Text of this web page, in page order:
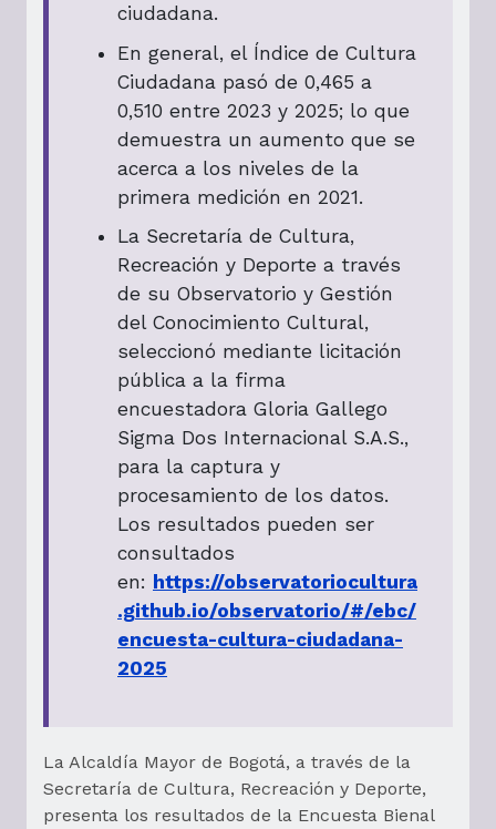
ciudadana.
En general, el Índice de Cultura
Ciudadana pasó de 0,465 a
0,510 entre 2023 y 2025; lo que
demuestra un aumento que se
acerca a los niveles de la
primera medición en 2021.
La Secretaría de Cultura,
Recreación y Deporte a través
de su Observatorio y Gestión
del Conocimiento Cultural,
seleccionó mediante licitación
pública a la firma
encuestadora Gloria Gallego
Sigma Dos Internacional S.A.S.,
para la captura y
procesamiento de los datos.
Los resultados pueden ser
consultados
en: https://observatoriocultura
.github.io/observatorio/#/ebc/
encuesta-cultura-ciudadana-
2025
La Alcaldía Mayor de Bogotá, a través de la
Secretaría de Cultura, Recreación y Deporte,
presenta los resultados de la Encuesta Bienal